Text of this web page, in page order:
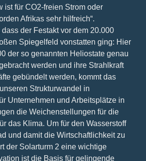
ist für CO2-freien Strom oder
Afrikas sehr hilfreich“.
der Festakt vor dem 20.000
Spiegelfeld vonstatten ging: Hier
der so genannten Heliostate genau
werden und ihre Strahlkraft
gebündelt werden, kommt das
Strukturwandel in
Unternehmen und Arbeitsplätze in
die Weichenstellungen für die
das Klima. Um für den Wasserstoff
und damit die Wirtschaftlichkeit zu
der Solarturm 2 eine wichtige
ist die Basis für gelingende